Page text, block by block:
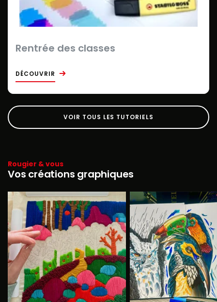
Rentrée des classes
DÉCOUVRIR
VOIR TOUS LES TUTORIELS
Rougier & vous
Vos créations graphiques